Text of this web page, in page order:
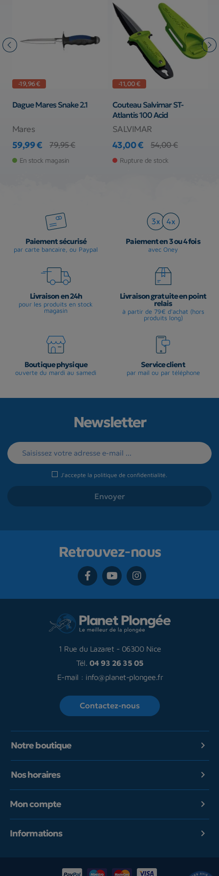
-19,96 €
Dague Mares Snake 2.1
Mares
Prix
59,99 €
Prix de base
79,95 €
En stock magasin
-11,00 €
Couteau Salvimar ST-
Atlantis 100 Acid
SALVIMAR
Prix
43,00 €
Prix de base
54,00 €
Rupture de stock
Paiement sécurisé
par carte bancaire, ou Paypal
Paiement en 3 ou 4 fois
avec Oney
Livraison en 24h
pour les produits en stock
magasin
Livraison gratuite en point
relais
à partir de 79€ d'achat (hors
produits long)
Boutique physique
ouverte du mardi au samedi
Service client
par mail ou par téléphone
Newsletter
J'accepte la politique de confidentialité
Retrouvez-nous
1 Rue du Lazaret - 06300 Nice
Tél. 04 93 26 35 05
E-mail : info@planet-plongee.fr
Contactez-nous
Notre boutique 
Nos horaires 
Mon compte 
Informations 